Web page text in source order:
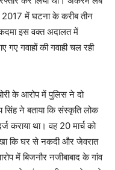
में घटना के करीब तीन
इस वक्त अदालत में
गवाहों की गवाही चल रही
के आरोप में पुलिस ने दो
सिंह ने बताया कि संस्कृति लोक
कराया था। वह 20 मार्च को
कि घर से नकदी और जेवरात
में बिजनौर नजीबाबाद के गांव